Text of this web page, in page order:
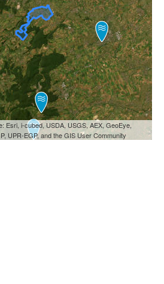
i-cubed, USDA, USGS, AEX, GeoEye,
UPR-EGP, and the GIS User Community